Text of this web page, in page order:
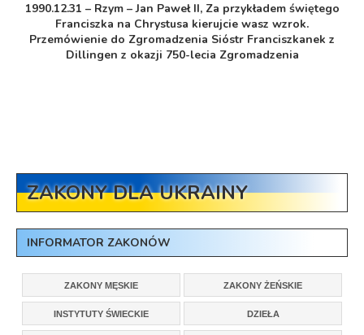
1990.12.31 – Rzym – Jan Paweł II, Za przykładem świętego
Franciszka na Chrystusa kierujcie wasz wzrok.
Przemówienie do Zgromadzenia Sióstr Franciszkanek z
Dillingen z okazji 750-lecia Zgromadzenia
ZAKONY DLA UKRAINY
INFORMATOR ZAKONÓW
ZAKONY MĘSKIE ZAKONY ŻEŃSKIE
INSTYTUTY ŚWIECKIE DZIEŁA